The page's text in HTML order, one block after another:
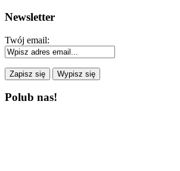
Newsletter
Twój email:
Polub nas!